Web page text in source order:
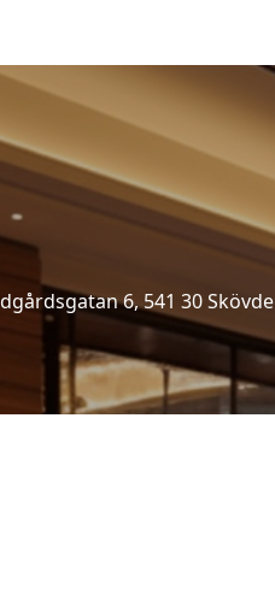
6, 541 30 Skövde